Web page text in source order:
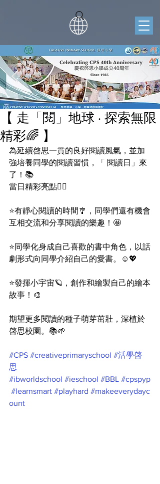
【 走「閱」地球 · 探索無限
精彩🌈 】
為延續啓思一貫的良好閱讀風氣，並加
強培養同學的閱讀習慣，「 閱讀日」來
了！📚
當日精彩亮點👇🏻
⭐️有靜心閱讀的時間🎐，同學們還有機會
互相交流和分享閱讀的樂趣！🤩
⭐️同學化身成自己喜歡的書中角色，以話
劇形式向同學介紹自己的愛書。☺️💖
⭐️發揮小宇宙🪐，創作和繪製自己的繪本
故事！🎨
期望更多閱讀的種子萌芽茁壯，深植於
啓思校園。📚🌱
#CPS #creativeprimaryschool #活學啓
思
#ibworldschool #ieschool #BBL #cpspyp
#learnsmart #playhard #makeeverydayc
ount